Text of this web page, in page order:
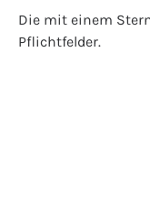
Die mit einem
Pflichtfelder.